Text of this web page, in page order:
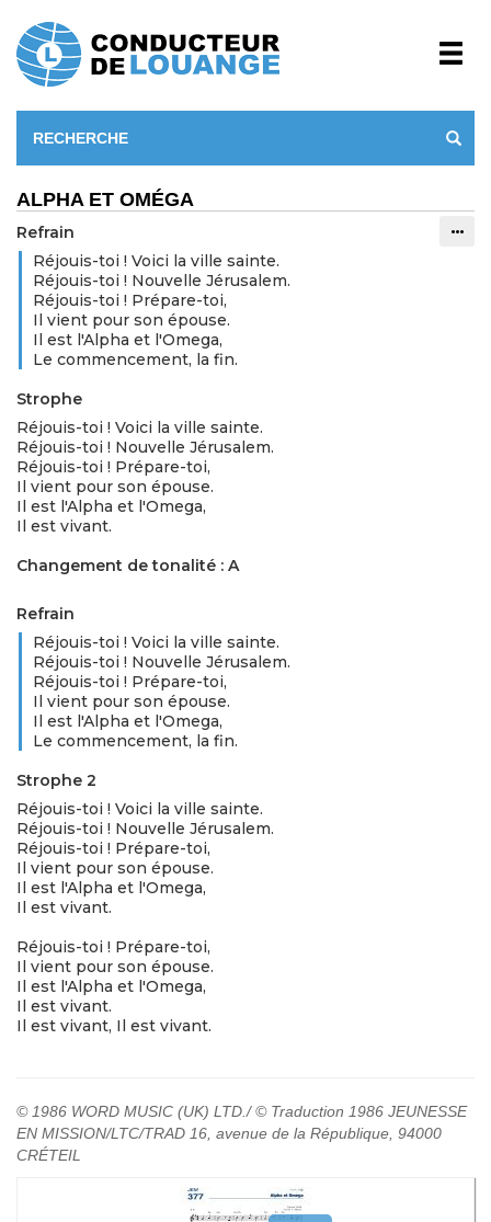
ALPHA ET OMÉGA
Refrain
Réjouis-toi ! Voici la ville sainte.
Réjouis-toi ! Nouvelle Jérusalem.
Réjouis-toi ! Prépare-toi,
Il vient pour son épouse.
Il est l'Alpha et l'Omega,
Le commencement, la fin.
Strophe
Réjouis-toi ! Voici la ville sainte.
Réjouis-toi ! Nouvelle Jérusalem.
Réjouis-toi ! Prépare-toi,
Il vient pour son épouse.
Il est l'Alpha et l'Omega,
Il est vivant.
Changement de tonalité : A
Refrain
Réjouis-toi ! Voici la ville sainte.
Réjouis-toi ! Nouvelle Jérusalem.
Réjouis-toi ! Prépare-toi,
Il vient pour son épouse.
Il est l'Alpha et l'Omega,
Le commencement, la fin.
Strophe 2
Réjouis-toi ! Voici la ville sainte.
Réjouis-toi ! Nouvelle Jérusalem.
Réjouis-toi ! Prépare-toi,
Il vient pour son épouse.
Il est l'Alpha et l'Omega,
Il est vivant.
Réjouis-toi ! Prépare-toi,
Il vient pour son épouse.
Il est l'Alpha et l'Omega,
Il est vivant.
Il est vivant, Il est vivant.
© 1986 WORD MUSIC (UK) LTD./ © Traduction 1986 JEUNESSE
EN MISSION/LTC/TRAD 16, avenue de la République, 94000
CRÉTEIL